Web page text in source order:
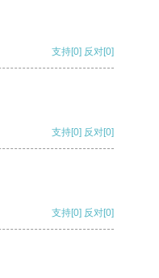
支持[0] 反对[0]
支持[0] 反对[0]
支持[0] 反对[0]